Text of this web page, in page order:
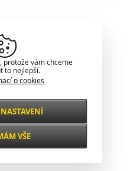
protože vám chceme
to nejlepší.
o cookies
VŠE